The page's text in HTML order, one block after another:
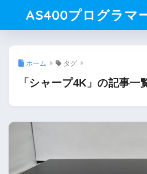
AS400プログラマ
ホーム タグ
「シャープ4K」の記事一